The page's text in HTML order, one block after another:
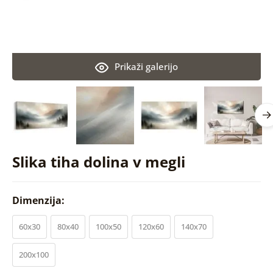
Slika tiha dolina v megli
Prikaži galerijo
Dimenzija:
60x30 80x40 100x50 120x60 140x70
200x100